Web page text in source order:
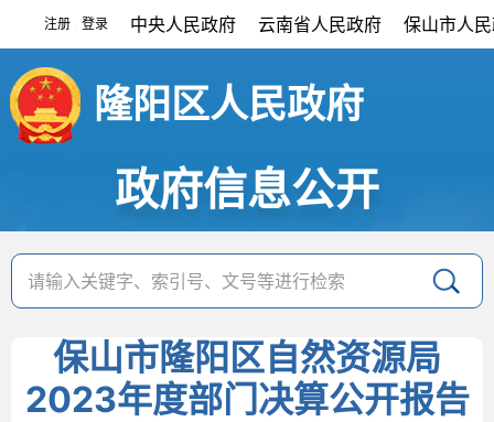
注册 登录 中央人民政府 云南省人民政府 保山市人
隆阳区人民政府
政府信息公开
保山市隆阳区自然资源局
2023年度部门决算公开报告